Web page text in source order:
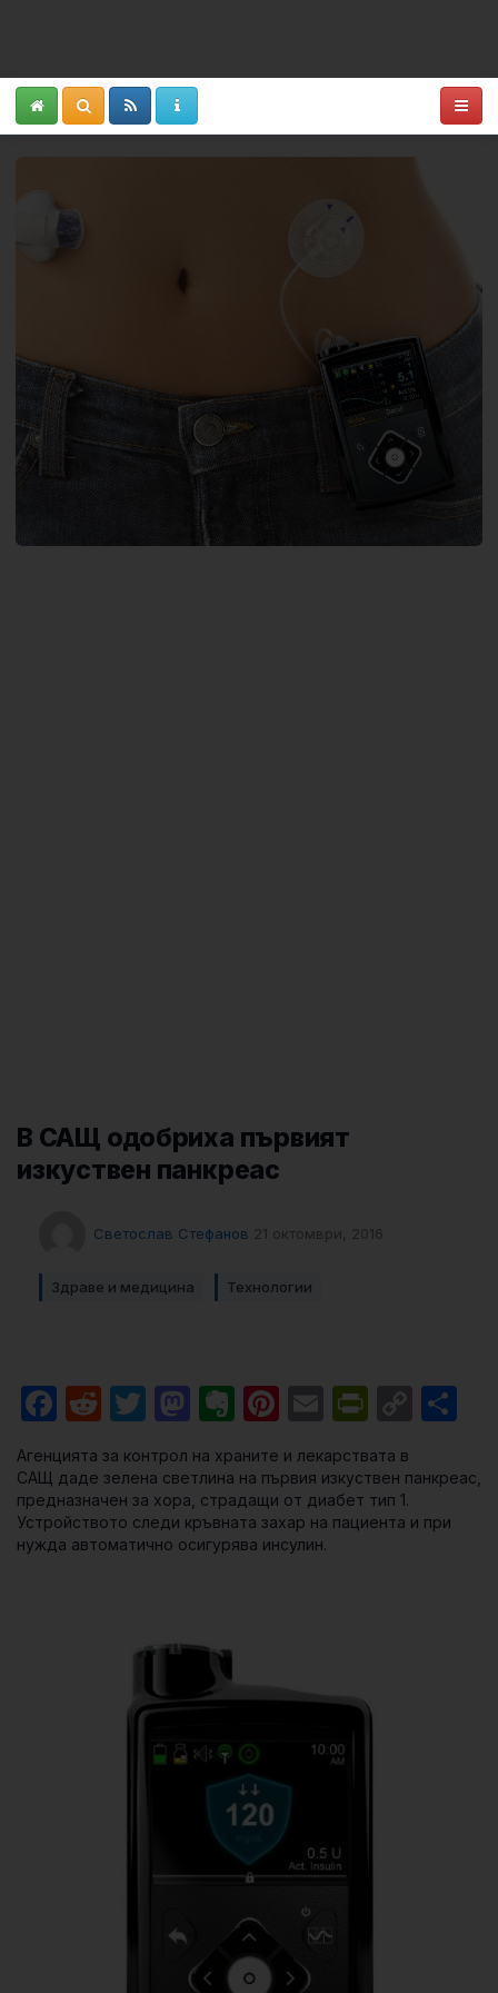
В САЩ одобриха първият
изкуствен панкреас
Светослав Стефанов 21 октомври, 2016
Здраве и медицина Технологии
Facebook
RedditTwitter
Mastodon
Evernote
Pinterest
Email
Агенцията за контрол на храните и лекарствата в
САЩ даде зелена светлина на първия изкуствен панкреас,
предназначен за хора, страдащи от диабет тип 1.
Устройството следи кръвната захар на пациента и при
нужда автоматично осигурява инсулин.